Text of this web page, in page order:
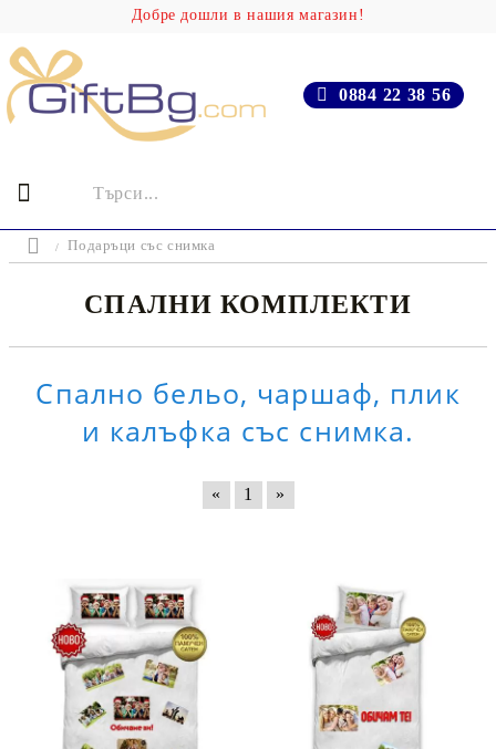
Добре дошли в нашия магазин!
0884 22 38 56
Подаръци със снимка
СПАЛНИ КОМПЛЕКТИ
Спално бельо, чаршаф, плик
и калъфка със снимка.
« 1 »